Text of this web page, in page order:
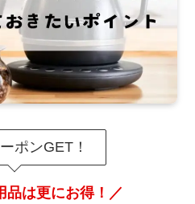
ポンGET！
は更にお得！／